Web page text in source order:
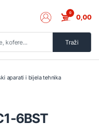
Traži
0 0,00
aparati i bijela tehnika
6BST